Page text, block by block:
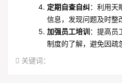
定期自查自纠：利用天
信息，发现问题及时整
加强员工培训 ：提高员
制度的了解，避免因疏
关键词：